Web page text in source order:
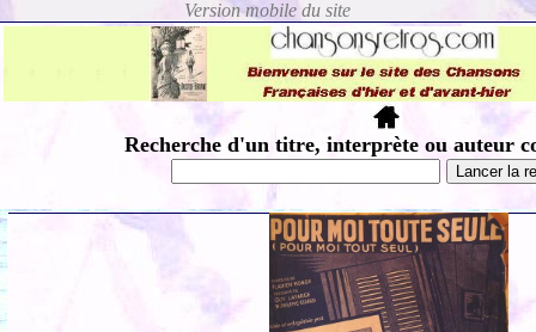
Recherche d'un titre, interprète ou auteur